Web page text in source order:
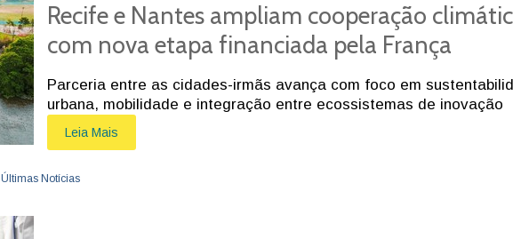
Recife e Nantes ampliam cooperação
com nova etapa financiada pela França
Parceria entre as cidades-irmãs avança com foco em
urbana, mobilidade e integração entre ecossistemas de inovação
Leia Mais
Últimas Notícias